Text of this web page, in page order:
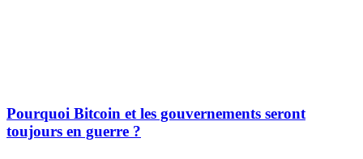
Pourquoi Bitcoin et les gouvernements seront
toujours en guerre ?